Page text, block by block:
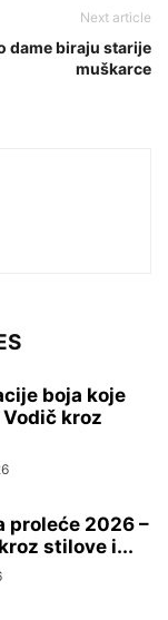
Next article
dame biraju starije
muškarce
boja koje
kroz
proleće 2026 –
stilove i...